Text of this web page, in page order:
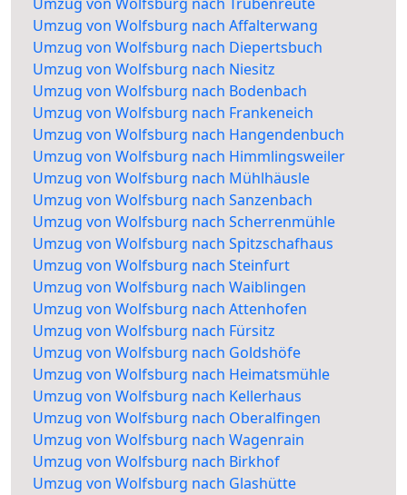
Umzug von Wolfsburg nach Affalterwang
Umzug von Wolfsburg nach Diepertsbuch
Umzug von Wolfsburg nach Niesitz
Umzug von Wolfsburg nach Bodenbach
Umzug von Wolfsburg nach Frankeneich
Umzug von Wolfsburg nach Hangendenbuch
Umzug von Wolfsburg nach Himmlingsweiler
Umzug von Wolfsburg nach Mühlhäusle
Umzug von Wolfsburg nach Sanzenbach
Umzug von Wolfsburg nach Scherrenmühle
Umzug von Wolfsburg nach Spitzschafhaus
Umzug von Wolfsburg nach Steinfurt
Umzug von Wolfsburg nach Waiblingen
Umzug von Wolfsburg nach Attenhofen
Umzug von Wolfsburg nach Fürsitz
Umzug von Wolfsburg nach Goldshöfe
Umzug von Wolfsburg nach Heimatsmühle
Umzug von Wolfsburg nach Kellerhaus
Umzug von Wolfsburg nach Oberalfingen
Umzug von Wolfsburg nach Wagenrain
Umzug von Wolfsburg nach Birkhof
Umzug von Wolfsburg nach Glashütte